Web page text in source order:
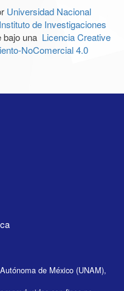
Universidad Nacional
de Investigaciones
bajo una Licencia Creative
NoComercial 4.0
de México (UNAM),